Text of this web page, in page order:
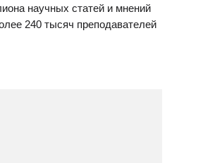
научных статей и мнений
240 тысяч преподавателей